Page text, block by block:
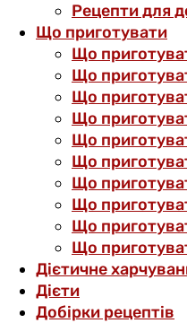
Рецепти для
Що приготувати
Що
Що
Що
Що
Що
Що
Що
Що
Що
Що
Дієтичне
Дієти
Добірки рецептів